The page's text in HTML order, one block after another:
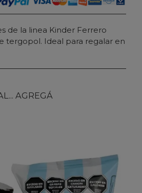
de la linea Kinder Ferrero
tergopol. Ideal para regalar en
AGREGÁ